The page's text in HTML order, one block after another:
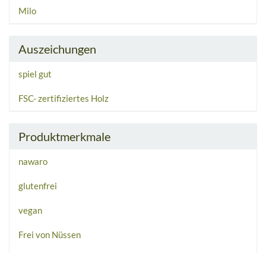
Milo
Auszeichungen
spiel gut
FSC- zertifiziertes Holz
Produktmerkmale
nawaro
glutenfrei
vegan
Frei von Nüssen